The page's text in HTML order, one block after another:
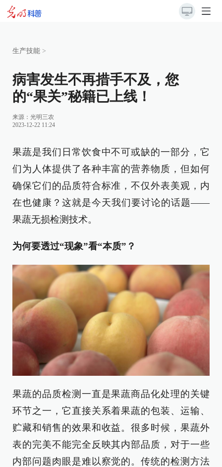
生产技能 >
病害发生不再措手不及，您
的“果关”秘籍已上线！
来源： 光明三农
2023-12-22 11:24
果蔬是我们日常饮食中不可或缺的一部分，它
们为人体提供了各种丰富的营养物质，但如何
确保它们的品质符合标准，不仅外表美观，内
在也健康？这就是今天我们要讨论的话题——
果蔬无损检测技术。
为何要透过“现象”看“本质”？
果蔬的品质检测一直是果蔬商品化处理的关键
环节之一，它直接关系着果蔬的包装、运输、
贮藏和销售的效果和收益。很多时候，果蔬外
表的完美不能完全反映其内部品质，对于一些
内部问题肉眼是难以察觉的。传统的检测方法